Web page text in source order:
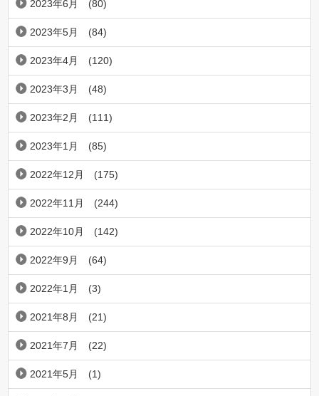
2023年6月 (80)
2023年5月 (84)
2023年4月 (120)
2023年3月 (48)
2023年2月 (111)
2023年1月 (85)
2022年12月 (175)
2022年11月 (244)
2022年10月 (142)
2022年9月 (64)
2022年1月 (3)
2021年8月 (21)
2021年7月 (22)
2021年5月 (1)